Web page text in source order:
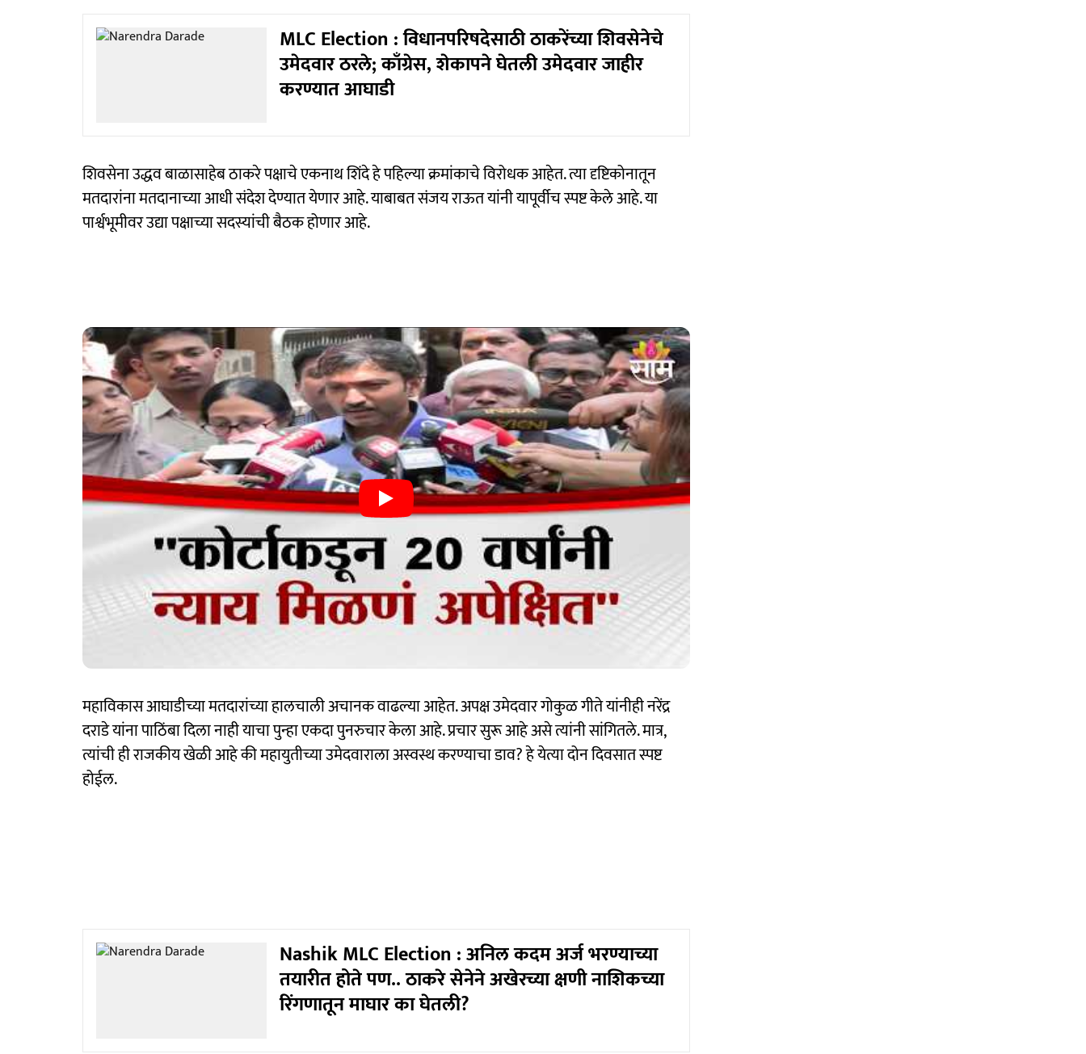
MLC Election : विधानपरिषदेसाठी ठाकरेंच्या शिवसेनेचे
उमेदवार ठरले; काँग्रेस, शेकापने घेतली उमेदवार जाहीर
करण्यात आघाडी
शिवसेना उद्धव बाळासाहेब ठाकरे पक्षाचे एकनाथ शिंदे हे पहिल्या क्रमांकाचे विरोधक आहेत. त्या दृष्टिकोनातून
मतदारांना मतदानाच्या आधी संदेश देण्यात येणार आहे. याबाबत संजय राऊत यांनी यापूर्वीच स्पष्ट केले आहे. या
पार्श्वभूमीवर उद्या पक्षाच्या सदस्यांची बैठक होणार आहे.
महाविकास आघाडीच्या मतदारांच्या हालचाली अचानक वाढल्या आहेत. अपक्ष उमेदवार गोकुळ गीते यांनीही नरेंद्र
दराडे यांना पाठिंबा दिला नाही याचा पुन्हा एकदा पुनरुचार केला आहे. प्रचार सुरू आहे असे त्यांनी सांगितले. मात्र,
त्यांची ही राजकीय खेळी आहे की महायुतीच्या उमेदवाराला अस्वस्थ करण्याचा डाव? हे येत्या दोन दिवसात स्पष्ट
होईल.
Nashik MLC Election : अनिल कदम अर्ज भरण्याच्या
तयारीत होते पण.. ठाकरे सेनेने अखेरच्या क्षणी नाशिकच्या
रिंगणातून माघार का घेतली?